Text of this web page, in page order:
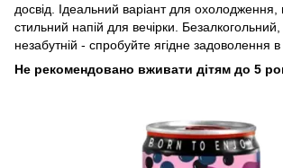
досвід. Ідеальний варіант для охолодження,
стильний напій для вечірки. Безалкогольний,
незабутній - спробуйте ягідне задоволення
Не рекомендовано вживати дітям до 5